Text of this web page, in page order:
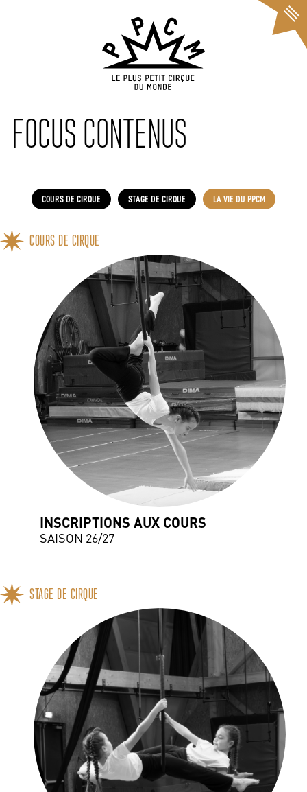
FOCUS CONTENUS
COURS DE CIRQUE STAGE DE CIRQUE LA VIE DU PPCM
COURS DE CIRQUE
INSCRIPTIONS AUX COURS
SAISON 26/27
STAGE DE CIRQUE